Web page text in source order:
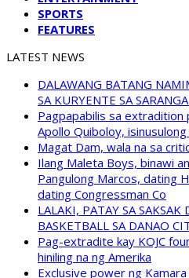
SPORTS
FEATURES
LATEST NEWS
DALAWANG BATANG
SA KURYENTE SA
Pagpapabilis sa
Apollo Quiboloy,
Magat Dam, wala na sa
Ilang Maleta Boys, binawi
Pangulong Marcos, dating
dating Congressman Co
LALAKI, PATAY SA SAKSAK
BASKETBALL SA DANAO
Pag-extradite kay KOJC
hiniling na ng Amerika
Exclusive power ng